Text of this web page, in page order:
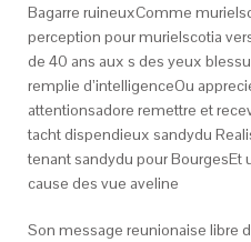
Bagarre ruineuxComme
perception pour murielscotia
de 40 ans aux s des yeux
remplie d’intelligenceOu
attentionsadore remettre et
tacht dispendieux sandydu
tenant sandydu pour BourgesEt
cause des vue aveline
Son message reunionaise libre